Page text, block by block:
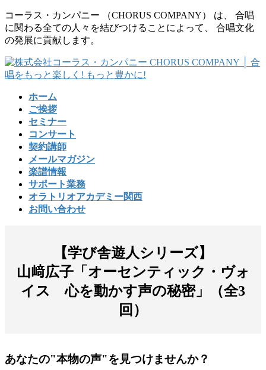
コ
ン
テ
ツ
に
ナ
ビ
ゲ
シ
ョ
コーラス・カンパニー （CHORUS COMPANY） は、 合唱
に関わる全ての人々を結びつけることによって、 合唱文化
の発展に貢献します。
ホーム
ご挨拶
セミナー
コンサート
契約講師
メールマガジン
楽譜情報
サポート業務
オラトリオアカデミー関西
お問い合わせ
【学び舎遊人シリーズ】
山﨑広子「オーセンティック・ヴォ
イス 心を動かす声の秘密」（全3
回）
あなたの"本物の声"を見つけませんか？